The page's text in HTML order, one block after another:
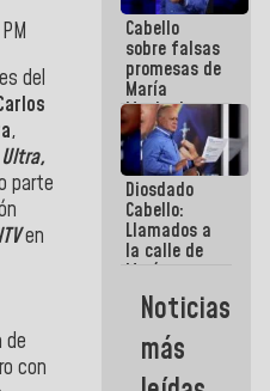
del
,
parte
en
de
con
política más
sólida de
Venezuela
Cabello
sobre falsas
promesas de
María
Machado:
¿Quién le
puede creer?
¿Y la gente
que ella iba
a salvar en
La Guaira?
Diosdado
Cabello:
Llamados a
la calle de
María
Machado se
estrellaron
de frente
contra el
Pueblo
Noticias
más